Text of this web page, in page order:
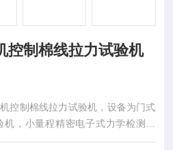
控制棉线拉力试验机
控制棉线拉力试验机，设备为门式
，小量程精密电子式力学检测设
纫线、化纤纱线等线材开展断裂强